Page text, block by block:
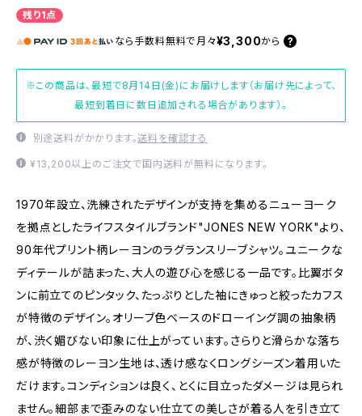
残り1点
なら 手数料無料で 月々¥3,300から
※この商品は、最短で8月14日(金)にお届けします（お届け先によって、
最短到着日に数日追加される場合があります）。
別途送料がかかります。送料を確認する
¥13,200以上のご注文で国内送料が無料になります。
1970年設立、洗練されたデザインが支持を集めるニューヨーク
を拠点としたライフスタイルブランド"JONES NEW YORK"より、
90年代プリント柄レーヨンのラグランスリーブシャツ。ユニークな
ディテールが詰まった、大人の遊び心を感じる一品です。比翼ボタ
ンに前立てのピンタック、たっぷりとした袖にきゅっと絞ったカフス
が特徴のデザイン。オリーブ色ベースのドローイング調の抽象柄
が、渋く媚びない印象に仕上がっています。さらりと滑らかな落ち
感が特徴のレーヨン生地は、透け感なくロングシーズン着用いた
だけます。コンディションは良く、とくに目立ったダメージは見られ
ません。細部まで歪みのない仕立ての美しさが着る人を引き立て